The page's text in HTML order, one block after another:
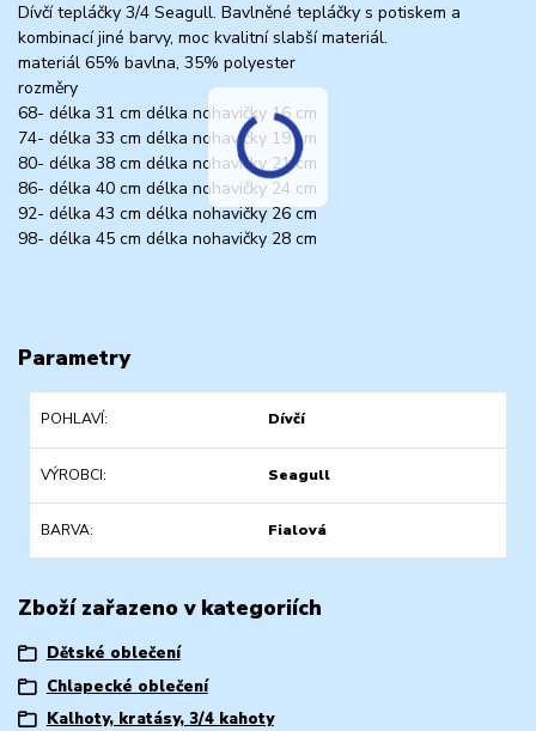
Dívčí tepláčky 3/4 Seagull. Bavlněné tepláčky s potiskem a
kombinací jiné barvy, moc kvalitní slabší materiál.
materiál 65% bavlna, 35% polyester
rozměry
68- délka 31 cm délka nohavičky 16 cm
74- délka 33 cm délka nohavičky 19 cm
80- délka 38 cm délka nohavičky 21 cm
86- délka 40 cm délka nohavičky 24 cm
92- délka 43 cm délka nohavičky 26 cm
98- délka 45 cm délka nohavičky 28 cm
Parametry
POHLAVÍ Dívčí
VÝROBCI Seagull
BARVA Fialová
Zboží zařazeno v kategoriích
Dětské oblečení
Chlapecké oblečení
Kalhoty, kratásy, 3/4 kahoty